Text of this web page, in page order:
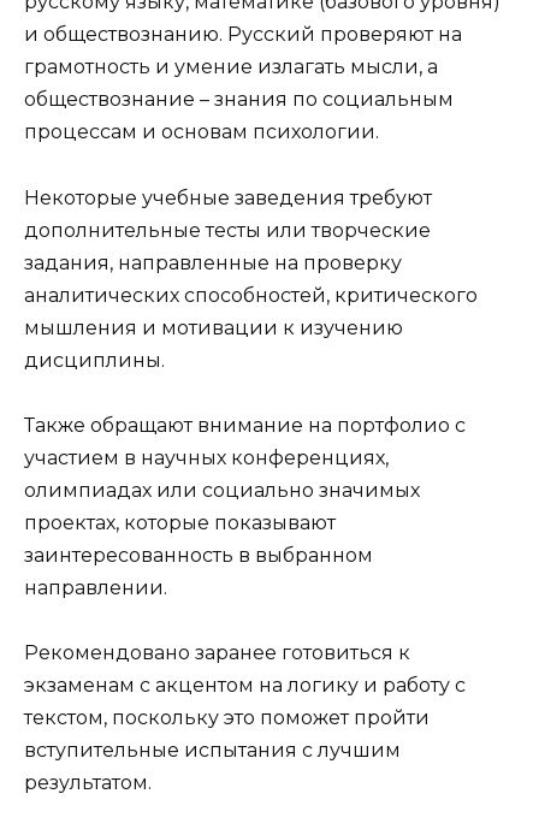
и обществознанию. Русский проверяют на
грамотность и умение излагать мысли, а
обществознание – знания по социальным
процессам и основам психологии.
Некоторые учебные заведения требуют
дополнительные тесты или творческие
задания, направленные на проверку
аналитических способностей, критического
мышления и мотивации к изучению
дисциплины.
Также обращают внимание на портфолио с
участием в научных конференциях,
олимпиадах или социально значимых
проектах, которые показывают
заинтересованность в выбранном
направлении.
Рекомендовано заранее готовиться к
экзаменам с акцентом на логику и работу с
текстом, поскольку это поможет пройти
вступительные испытания с лучшим
результатом.